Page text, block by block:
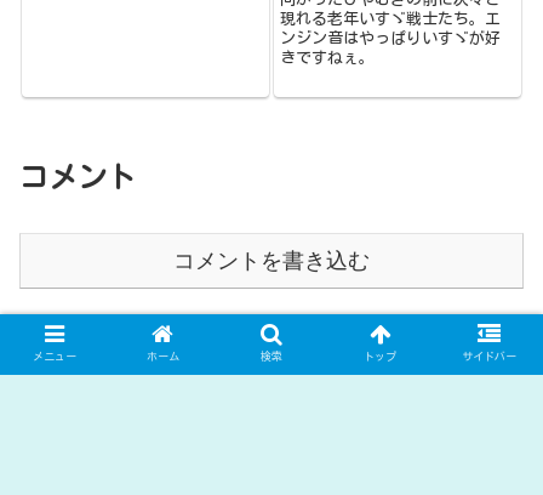
現れる老年いすゞ戦士たち。エ
ンジン音はやっぱりいすゞが好
きですねぇ。
コメント
コメントを書き込む
ホーム バス
メニュー ホーム 検索 トップ サイドバー